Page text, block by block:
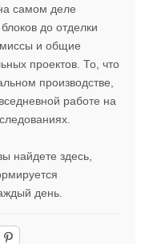
самом деле
до отделки
и общие
проектов. То, что
производстве,
работе на
найдете здесь,
день.